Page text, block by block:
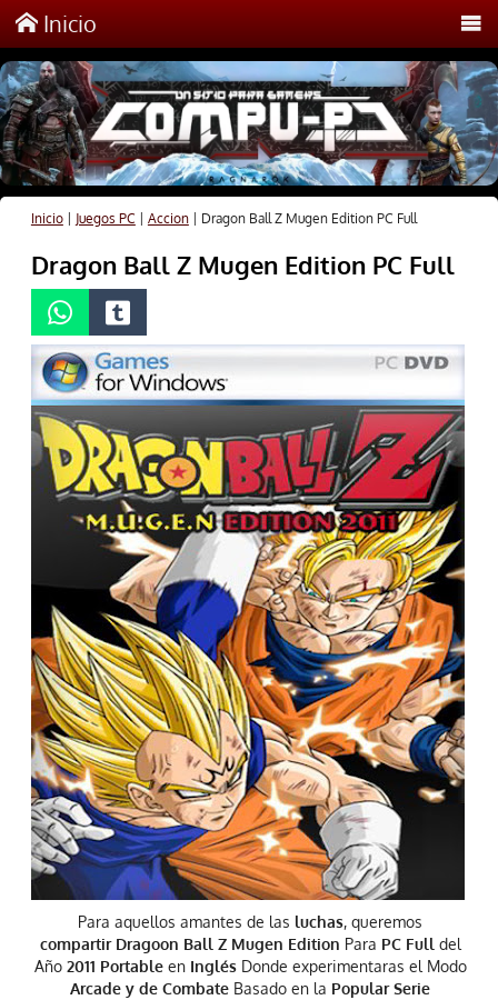
Inicio
Inicio| Juegos PC Accion| Dragon Ball Z Mugen Edition PC Full
Dragon Ball Z Mugen Edition PC Full
Para aquellos amantes de las luchas, queremos
compartir Dragoon Ball Z Mugen Edition Para PC Fulldel
Año 2011 PortableenInglésDonde experimentaras el Modo
Arcade y de Combate Basado en la Popular Serie